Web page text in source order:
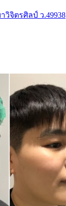
จิตรศิลป์ ว.49938